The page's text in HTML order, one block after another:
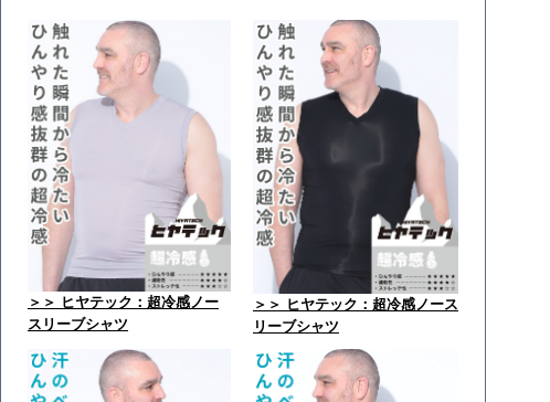
＞＞ ヒヤテック：超冷感ノー
スリーブシャツ
＞＞ ヒヤテック：超冷感ノース
リーブシャツ